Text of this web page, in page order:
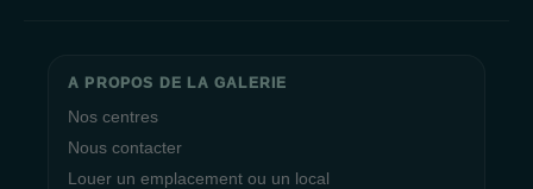
A PROPOS DE LA GALERIE
Nos centres
Nous contacter
Louer un emplacement ou un local